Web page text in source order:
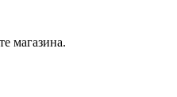
магазина.